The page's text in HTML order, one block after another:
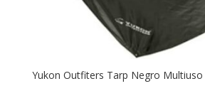
Yukon Outfiters Tarp Negro Multiuso